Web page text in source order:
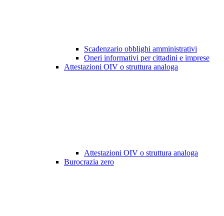
Scadenzario obblighi amministrativi
Oneri informativi per cittadini e imprese
Attestazioni OIV o struttura analoga
Attestazioni OIV o struttura analoga
Burocrazia zero